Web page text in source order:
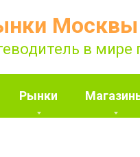
Москвы
в мире
Рынки